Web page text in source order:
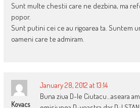
Sunt multe chestii care ne dezbina, ma
popor.
Sunt putini cei ce au rigoarea ta. Suntem
oameni care te admiram.
Kovacs
January 28, 2012 at 13:14
Buna ziua D-le Ciutacu…aseara